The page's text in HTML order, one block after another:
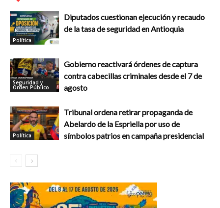
Política
Diputados cuestionan ejecución y recaudo
de la tasa de seguridad en Antioquia
Seguridad y
Orden Público
Gobierno reactivará órdenes de captura
contra cabecillas criminales desde el 7 de
agosto
Política
Tribunal ordena retirar propaganda de
Abelardo de la Espriella por uso de
símbolos patrios en campaña presidencial